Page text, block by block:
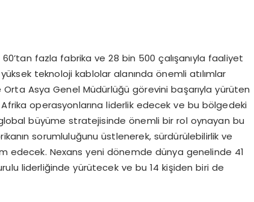
fazla fabrika ve 28 bin 500 çalışanıyla faaliyet
teknoloji kablolar alanında önemli atılımlar
Asya Genel Müdürlüğü görevini başarıyla yürüten
operasyonlarına liderlik edecek ve bu bölgedeki
büyüme stratejisinde önemli bir rol oynayan bu
sorumluluğunu üstlenerek, sürdürülebilirlik ve
edecek. Nexans yeni dönemde dünya genelinde 41
liderliğinde yürütecek ve bu 14 kişiden biri de